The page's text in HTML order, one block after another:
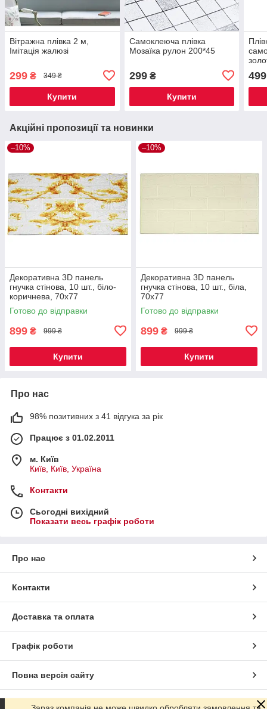
Вітражна плівка 2 м,
Імітація жалюзі
299 ₴ 349 ₴
Купити
Самоклеюча плівка
Мозаїка рулон 200*45
299₴
Купити
499
Акційні пропозиції та новинки
–10%
Декоративна 3D панель
гнучка стінова, 10 шт., біло-
коричнева, 70х77
Готово до відправки
899 ₴ 999 ₴
Купити
–10%
Декоративна 3D панель
гнучка стінова, 10 шт., біла,
70х77
Готово до відправки
899 ₴ 999 ₴
Купити
Про нас
98% позитивних з 41 відгука за рік
Працює з 01.02.2011
м. Київ
Київ, Київ, Україна
Контакти
Сьогодні вихідний
Показати весь графік роботи
Про нас
Контакти
Доставка та оплата
Графік роботи
Повна версія сайту
Сайт створено на маркетплейсі Prom.ua